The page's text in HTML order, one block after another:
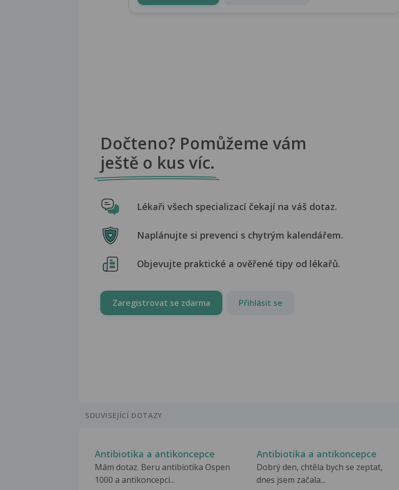
Dočteno? Pomůžeme vám
ještě o kus víc.
Lékaři všech specializací čekají na váš dotaz.
Naplánujte si prevenci s chytrým kalendářem.
Objevujte praktické a ověřené tipy od lékařů.
Zaregistrovat se zdarma Přihlásit se
SOUVISEJÍCÍ DOTAZY
Antibiotika a antikoncepce
Mám dotaz. Beru antibiotika Ospen
1000 a antikoncepci...
Antibiotika a antikoncepce
Dobrý den, chtěla bych se zeptat,
dnes jsem začala...